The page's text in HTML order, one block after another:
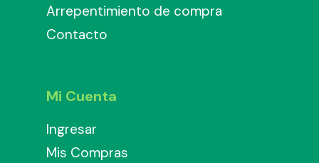
Arrepentimiento de compra
Contacto
Mi Cuenta
Ingresar
Mis Compras